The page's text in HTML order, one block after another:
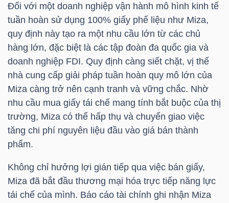
Đối với một doanh nghiệp vận hành mô hình kinh tế
tuần hoàn sử dụng 100% giấy phế liệu như Miza,
quy định này tạo ra một nhu cầu lớn từ các chủ
hàng lớn, đặc biệt là các tập đoàn đa quốc gia và
doanh nghiệp FDI. Quy định càng siết chặt, vị thế
nhà cung cấp giải pháp tuần hoàn quy mô lớn của
Miza càng trở nên cạnh tranh và vững chắc. Nhờ
nhu cầu mua giấy tái chế mang tính bắt buộc của thị
trường, Miza có thể hấp thụ và chuyển giao việc
tăng chi phí nguyên liệu đầu vào giá bán thành
phẩm.
Không chỉ hưởng lợi gián tiếp qua việc bán giấy,
Miza đã bắt đầu thương mại hóa trực tiếp năng lực
tái chế của mình. Báo cáo tài chính ghi nhận Miza
TRUY
XUẤT
DỮ
LIỆU
Ngành
(-)
VS-
SECTOR